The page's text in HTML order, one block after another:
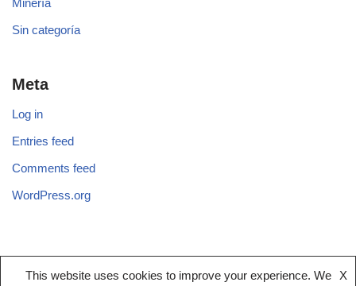
Sin categoría
Meta
Log in
Entries feed
Comments feed
WordPress.org
This website uses cookies to improve your experience. We X